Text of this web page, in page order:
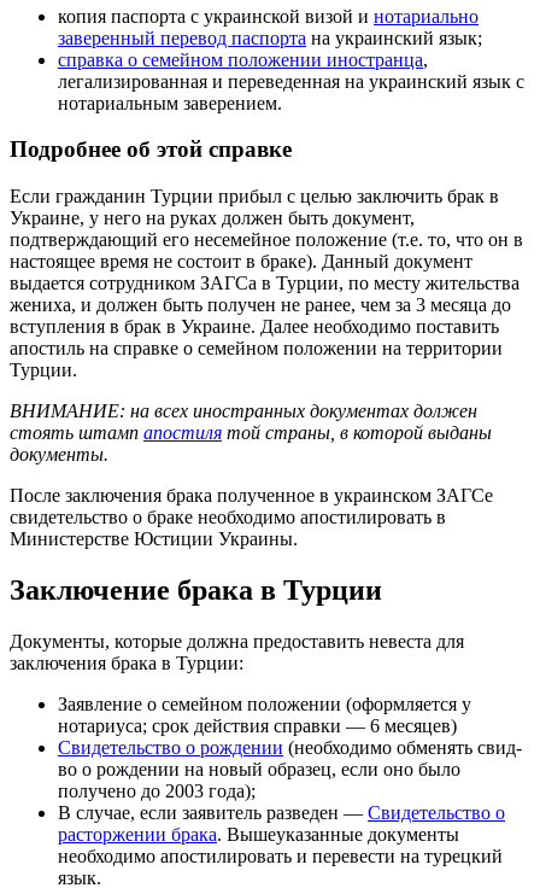
копия паспорта с украинской визой и нотариально
заверенный перевод паспорта на украинский язык;
справка о семейном положении иностранца,
легализированная и переведенная на украинский язык с
нотариальным заверением.
Подробнее об этой справке
Если гражданин Турции прибыл с целью заключить брак в
Украине, у него на руках должен быть документ,
подтверждающий его несемейное положение (т.е. то, что он в
настоящее время не состоит в браке). Данный документ
выдается сотрудником ЗАГСа в Турции, по месту жительства
жениха, и должен быть получен не ранее, чем за 3 месяца до
вступления в брак в Украине. Далее необходимо поставить
апостиль на справке о семейном положении на территории
Турции.
ВНИМАНИЕ: на всех иностранных документах должен
стоять штамп апостиля той страны, в которой выданы
документы.
После заключения брака полученное в украинском ЗАГСе
свидетельство о браке необходимо апостилировать в
Министерстве Юстиции Украины.
Заключение брака в Турции
Документы, которые должна предоставить невеста для
заключения брака в Турции:
Заявление о семейном положении (оформляется у
нотариуса; срок действия справки — 6 месяцев)
Свидетельство о рождении (необходимо обменять свид-
во о рождении на новый образец, если оно было
получено до 2003 года);
В случае, если заявитель разведен — Свидетельство о
расторжении брака. Вышеуказанные документы
необходимо апостилировать и перевести на турецкий
язык.